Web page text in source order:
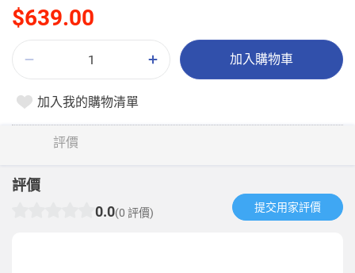
$639.00
加入購物車
加入我的購物清單
評價
評價
0.0(0 評價) 提交用家評價​